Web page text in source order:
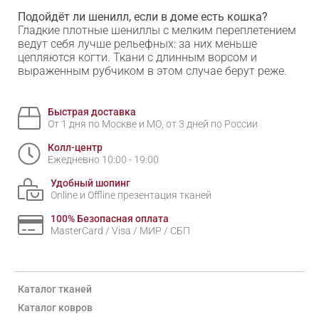
Подойдёт ли шенилл, если в доме есть кошка?
Гладкие плотные шениллы с мелким переплетением
ведут себя лучше рельефных: за них меньше
цепляются когти. Ткани с длинным ворсом и
выраженным рубчиком в этом случае берут реже.
Быстрая доставка
От 1 дня по Москве и МО, от 3 дней по России
Колл-центр
Ежедневно 10:00 - 19:00
Удобный шопинг
Online и Offline презентация тканей
100% Безопасная оплата
MasterCard / Visa / МИР / СБП
Каталог тканей
Каталог ковров